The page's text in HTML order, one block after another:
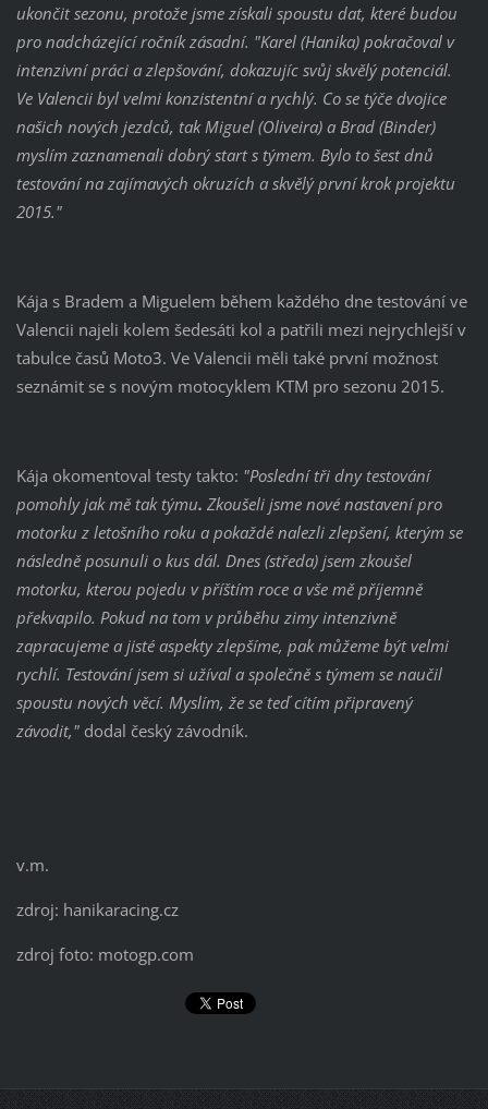
ukončit sezonu, protože jsme získali spoustu dat, které budou
pro nadcházející ročník zásadní. "Karel (Hanika) pokračoval v
intenzivní práci a zlepšování, dokazujíc svůj skvělý potenciál.
Ve Valencii byl velmi konzistentní a rychlý. Co se týče dvojice
našich nových jezdců, tak Miguel (Oliveira) a Brad (Binder)
myslím zaznamenali dobrý start s týmem. Bylo to šest dnů
testování na zajímavých okruzích a skvělý první krok projektu
2015."
Kája s Bradem a Miguelem během každého dne testování ve
Valencii najeli kolem šedesáti kol a patřili mezi nejrychlejší v
tabulce časů Moto3. Ve Valencii měli také první možnost
seznámit se s novým motocyklem KTM pro sezonu 2015.
Kája okomentoval testy takto: "Poslední tři dny testování
pomohly jak mě tak týmu. Zkoušeli jsme nové nastavení pro
motorku z letošního roku a pokaždé nalezli zlepšení, kterým se
následně posunuli o kus dál. Dnes (středa) jsem zkoušel
motorku, kterou pojedu v příštím roce a vše mě příjemně
překvapilo. Pokud na tom v průběhu zimy intenzivně
zapracujeme a jisté aspekty zlepšíme, pak můžeme být velmi
rychlí. Testování jsem si užíval a společně s týmem se naučil
spoustu nových věcí. Myslím, že se teď cítím připravený
závodit," dodal český závodník.
v.m.
zdroj: hanikaracing.cz
zdroj foto: motogp.com